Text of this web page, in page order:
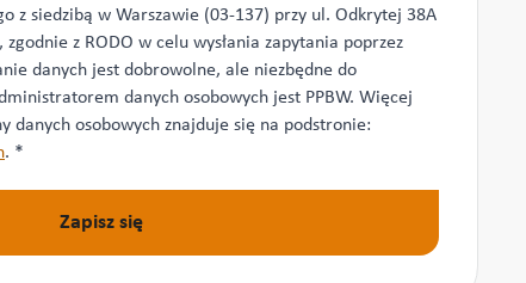
z siedzibą w Warszawie (03-137) przy ul. Odkrytej 38A
zgodnie z RODO w celu wysłania zapytania poprzez
danych jest dobrowolne, ale niezbędne do
danych osobowych jest PPBW. Więcej
danych osobowych znajduje się na podstronie:
. *
Zapisz się